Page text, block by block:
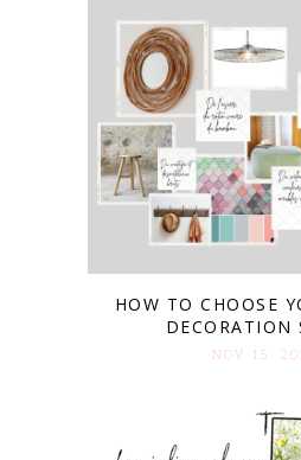
HOW TO CHOOSE
DECORATION
NOV 15.